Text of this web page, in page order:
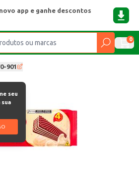
app e ganhe descontos
0
901
seu
sua